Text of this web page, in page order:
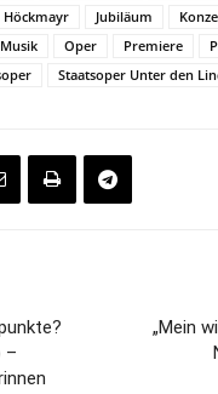
Höckmayr Jubiläum
Musik Oper Premiere
Staatsoper Unter den
–
„Mein